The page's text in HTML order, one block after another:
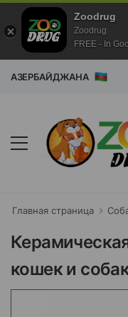
АЗЕРБАЙДЖАНА
Главная страница
кошек и
Zoodrug
Zoodrug
FREE - In